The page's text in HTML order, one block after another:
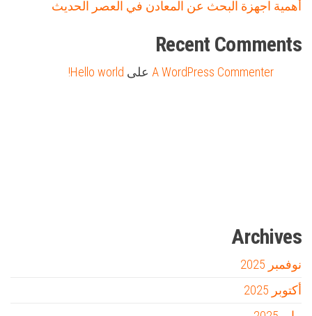
أهمية اجهزة البحث عن المعادن في العصر الحديث
Recent Comments
A WordPress Commenter على Hello world!
Archives
نوفمبر 2025
أكتوبر 2025